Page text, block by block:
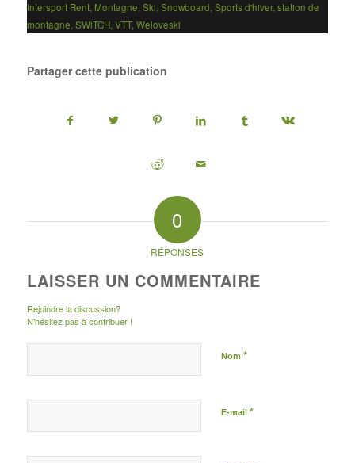
Intersport Rent, Montagne,Ski,Snowboard,Sports d'hiver,station de
montagne,SWiTCH,VTT,Weloveski
Partager cette publication
0
RÉPONSES
LAISSER UN COMMENTAIRE
Rejoindre la discussion?
N’hésitez pas à contribuer !
Nom *
E-mail *